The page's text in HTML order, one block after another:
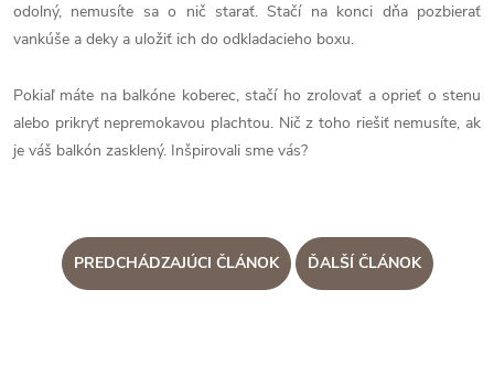
odolný, nemusíte sa o nič starať. Stačí na konci dňa pozbierať
vankúše a deky a uložiť ich do odkladacieho boxu.
Pokiaľ máte na balkóne koberec, stačí ho zrolovať a oprieť o stenu
alebo prikryť nepremokavou plachtou. Nič z toho riešiť nemusíte, ak
je váš balkón zasklený. Inšpirovali sme vás?
PREDCHÁDZAJÚCI ČLÁNOK ĎALŠÍ ČLÁNOK